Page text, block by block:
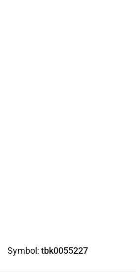
Symbol: tbk0055227